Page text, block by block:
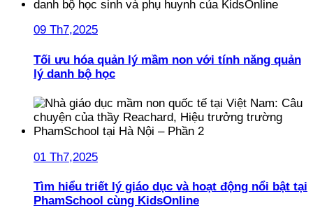
09 Th7,2025
Tối ưu hóa quản lý mầm non với tính năng quản
lý danh bộ học
01 Th7,2025
Tìm hiểu triết lý giáo dục và hoạt động nổi bật tại
PhamSchool cùng KidsOnline